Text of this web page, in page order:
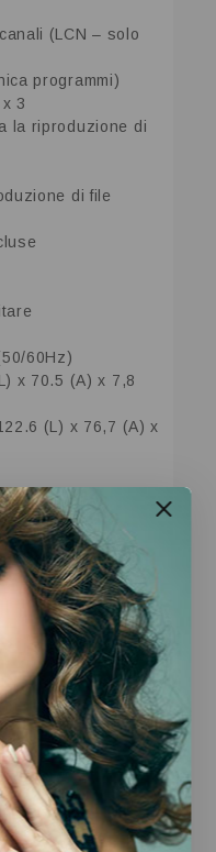
(LCN – solo
programmi)
3
la riproduzione di
di file
60Hz)
x 70.5 (A) x 7,8
(L) x 76,7 (A) x
Alimentazione